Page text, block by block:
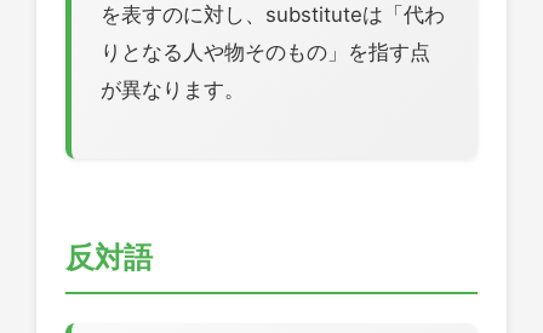
を表すのに対し、substituteは「代わ
りとなる人や物そのもの」を指す点
が異なります。
反対語